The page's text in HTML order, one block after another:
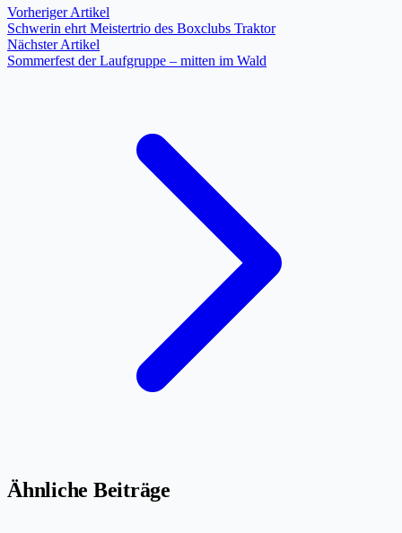
Vorheriger Artikel
Schwerin ehrt Meistertrio des Boxclubs Traktor
Nächster Artikel
Sommerfest der Laufgruppe – mitten im Wald
Ähnliche Beiträge